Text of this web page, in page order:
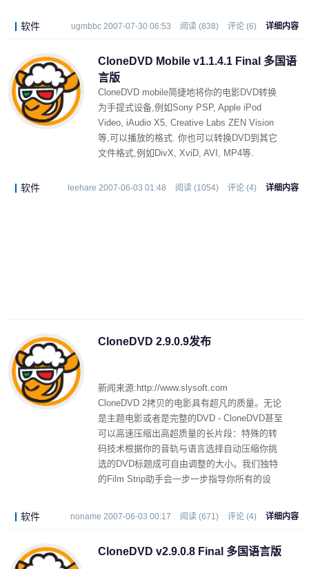
软件 ugmbbc 2007-07-30 06:53 阅读 (838) 评论 (6) 详细内容
CloneDVD Mobile v1.1.4.1 Final 多国语
言版
CloneDVD mobile简捷地将你的电影DVD转换
为手提式设备,例如Sony PSP, Apple iPod
Video, iAudio X5, Creative Labs ZEN Vision
等,可以播放的格式. 你也可以转换DVD到其它
文件格式,例如DivX, XviD, AVI, MP4等.
软件 leehare 2007-06-03 01:48 阅读 (1054) 评论 (4) 详细内容
CloneDVD 2.9.0.9发布
新闻来源:http://www.slysoft.com
CloneDVD 2拷贝的电影具有超凡的质量。无论
是主题电影或者是完整的DVD - CloneDVD甚至
可以高速压缩出高超质量的长片段：特殊的转
码技术根据你的音轨与语言选择自动压缩你挑
选的DVD标题成可自由调整的大小。我们独特
的Film Strip助手会一步一步指导你所有的设
标题，你决定剔除哪一个别章节。质量条显示
软件 noname 2007-06-03 00:17 阅读 (671) 评论 (4) 详细内容
CloneDVD v2.9.0.8 Final 多国语言版